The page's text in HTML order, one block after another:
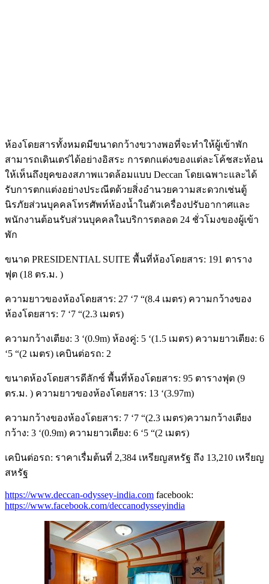
ห้องโดยสารทั้งหมดมีขนาดกว้างขวางพอที่จะทำให้ผู้เข้าพัก
สามารถเดินเตร่ได้อย่างอิสระ การตกแต่งของแต่ละโค้ชสะท้อน
ให้เห็นถึงยุคของสภาพแวดล้อมแบบ Deccan โดยเฉพาะและได้
รับการตกแต่งอย่างประณีตด้วยสิ่งอำนวยความสะดวกเช่นตู้
นิรภัยส่วนบุคคลโทรศัพท์ห้องน้ำในตัวเครื่องปรับอากาศและ
พนักงานต้อนรับส่วนบุคคลในบริการตลอด 24 ชั่วโมงของผู้เข้า
พัก
ขนาด PRESIDENTIAL SUITE พื้นที่ห้องโดยสาร: 191 ตาราง
ฟุต (18 ตร.ม. )
ความยาวของห้องโดยสาร: 27 ‘7 “(8.4 เมตร) ความกว้างของ
ห้องโดยสาร: 7 ‘7 “(2.3 เมตร)
ความกว้างเตียง: 3 ‘(0.9m) ห้องคู่: 5 ‘(1.5 เมตร) ความยาวเตียง: 6
‘5 “(2 เมตร) เคบินต่อรถ: 2
ขนาดห้องโดยสารดีลักซ์ พื้นที่ห้องโดยสาร: 95 ตารางฟุต (9
ตร.ม. ) ความยาวของห้องโดยสาร: 13 ‘(3.97m)
ความกว้างของห้องโดยสาร: 7 ‘7 “(2.3 เมตร)ความกว้างเตียง
กว้าง: 3 ‘(0.9m) ความยาวเตียง: 6 ‘5 “(2 เมตร)
เคบินต่อรถ: ราคาเรื่มต้นที่ 2,384 เหรียญสหรัฐ ถึง 13,210 เหรียญ
สหรัฐ
https://www.deccan-odyssey-india.com facebook:
https://www.facebook.com/deccanodysseyindia